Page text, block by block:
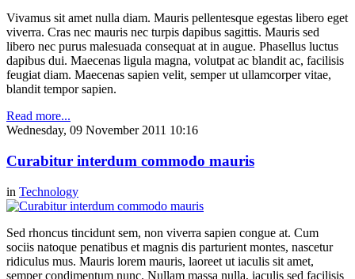
Vivamus sit amet nulla diam. Mauris pellentesque egestas libero eget
viverra. Cras nec mauris nec turpis dapibus sagittis. Mauris sed
libero nec purus malesuada consequat at in augue. Phasellus luctus
dapibus dui. Maecenas ligula magna, volutpat ac blandit ac, facilisis
feugiat diam. Maecenas sapien velit, semper ut ullamcorper vitae,
blandit tempor sapien.
Read more...
Wednesday, 09 November 2011 10:16
Curabitur interdum commodo mauris
in Technology
Sed rhoncus tincidunt sem, non viverra sapien congue at. Cum
sociis natoque penatibus et magnis dis parturient montes, nascetur
ridiculus mus. Mauris lorem mauris, laoreet ut iaculis sit amet,
semper condimentum nunc. Nullam massa nulla, iaculis sed facilisis